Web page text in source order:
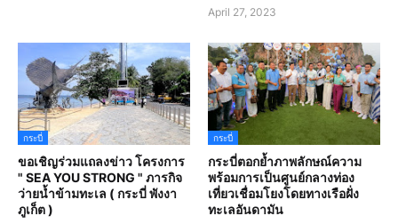
April 27, 2023
กระบี่
ขอเชิญร่วมแถลงข่าว โครงการ
" SEA YOU STRONG " ภารกิจ
ว่ายน้ำข้ามทะเล ( กระบี่ พังงา
ภูเก็ต )
กระบี่
กระบี่ตอกย้ำภาพลักษณ์ความ
พร้อมการเป็นศูนย์กลางท่อง
เที่ยวเชื่อมโยงโดยทางเรือฝั่ง
ทะเลอันดามัน